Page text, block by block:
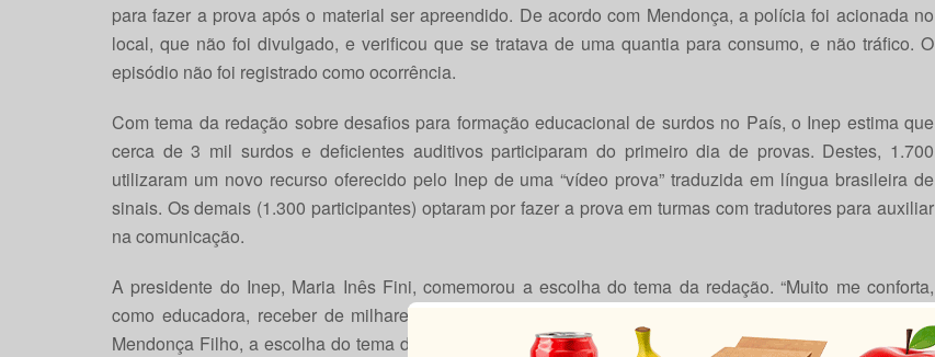
para fazer a prova após o material ser apreendido. De acordo com Mendonça, a polícia foi acionada no
local, que não foi divulgado, e verificou que se tratava de uma quantia para consumo, e não tráfico. O
episódio não foi registrado como ocorrência.
Com tema da redação sobre desafios para formação educacional de surdos no País, o Inep estima que
cerca de 3 mil surdos e deficientes auditivos participaram do primeiro dia de provas. Destes, 1.700
utilizaram um novo recurso oferecido pelo Inep de uma “vídeo prova” traduzida em língua brasileira de
sinais. Os demais (1.300 participantes) optaram por fazer a prova em turmas com tradutores para auxiliar
na comunicação.
A presidente do Inep, Maria Inês Fini, comemorou a escolha do tema da redação. “Muito me conforta,
como educadora, receber de milhares de jovens tantos parabéns pelo tema da redação”, disse. Para
Mendonça Filho, a escolha do tema da prova foi “positiva”. Ele destacou a importância de garantir maior